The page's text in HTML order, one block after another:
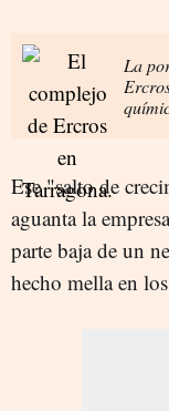
La
Ese "salto de
aguanta la
parte baja de un
hecho mella en